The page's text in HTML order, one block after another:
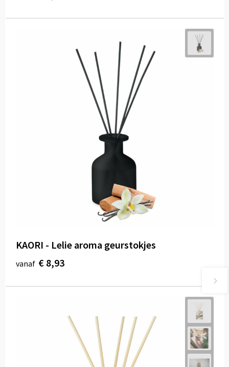
KAORI - Lelie aroma geurstokjes
vanaf € 8,93